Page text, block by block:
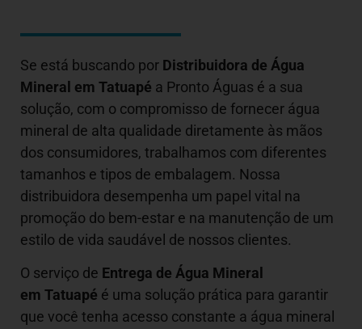
Se está buscando por Distribuidora de Água
Mineral em Tatuapé a Pronto Águas é a sua
solução, com o compromisso de fornecer água
mineral de alta qualidade diretamente às mãos
dos consumidores, trabalhamos com diferentes
tamanhos e tipos de embalagem. Nossa
distribuidora desempenha um papel vital na
promoção do bem-estar e na manutenção de um
estilo de vida saudável de nossos clientes.
O serviço de Entrega de Água Mineral
em Tatuapé é uma solução prática para garantir
que você tenha acesso constante a água mineral